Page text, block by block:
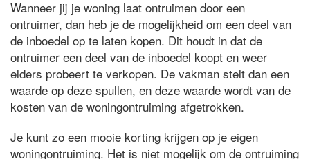
Wanneer jij je woning laat ontruimen door een
ontruimer, dan heb je de mogelijkheid om een deel van
de inboedel op te laten kopen. Dit houdt in dat de
ontruimer een deel van de inboedel koopt en weer
elders probeert te verkopen. De vakman stelt dan een
waarde op deze spullen, en deze waarde wordt van de
kosten van de woningontruiming afgetrokken.
Je kunt zo een mooie korting krijgen op je eigen
woningontruiming. Het is niet mogelijk om de ontruiming